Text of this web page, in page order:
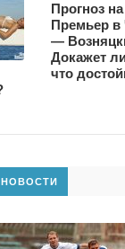
Прогноз
Премьер в
—
Докажет
что
НОВОСТИ